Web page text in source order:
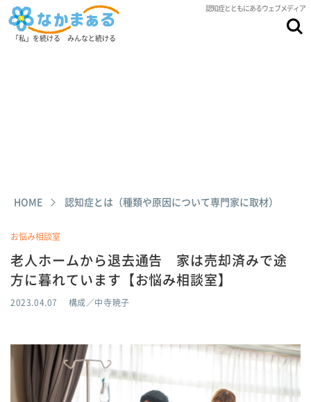
認知症とともにあるウェブメディア
「私」を続ける みんなと続ける
HOME 認知症とは（種類や原因について専門家に取材）
お悩み相談室
老人ホームから退去通告 家は売却済みで途
方に暮れています【お悩み相談室】
2023.04.07 構成／中寺暁子